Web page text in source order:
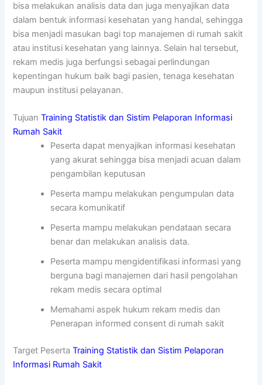
bisa melakukan analisis data dan juga menyajikan data
dalam bentuk informasi kesehatan yang handal, sehingga
bisa menjadi masukan bagi top manajemen di rumah sakit
atau institusi kesehatan yang lainnya. Selain hal tersebut,
rekam medis juga berfungsi sebagai perlindungan
kepentingan hukum baik bagi pasien, tenaga kesehatan
maupun institusi pelayanan.
TujuanTraining Statistik dan Sistim Pelaporan Informasi
Rumah Sakit
Peserta dapat menyajikan informasi kesehatan
yang akurat sehingga bisa menjadi acuan dalam
pengambilan keputusan
Peserta mampu melakukan pengumpulan data
secara komunikatif
Peserta mampu melakukan pendataan secara
benar dan melakukan analisis data.
Peserta mampu mengidentifikasi informasi yang
berguna bagi manajemen dari hasil pengolahan
rekam medis secara optimal
Memahami aspek hukum rekam medis dan
Penerapan informed consent di rumah sakit
Target PesertaTraining Statistik dan Sistim Pelaporan
Informasi Rumah Sakit